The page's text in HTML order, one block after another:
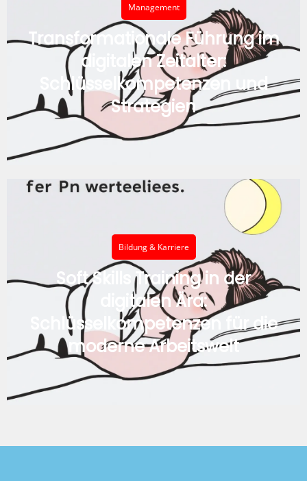
Management
Transformationale Führung im
digitalen Zeitalter:
Schlüsselkompetenzen und
Strategien
Bildung & Karriere
Soft Skills Training in der
digitalen Ära:
Schlüsselkompetenzen für die
moderne Arbeitswelt